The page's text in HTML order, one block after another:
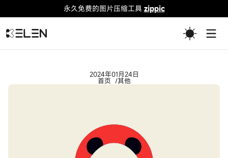
永久免费的图片压缩工具 zippic
2024年01月24日
首页 其他